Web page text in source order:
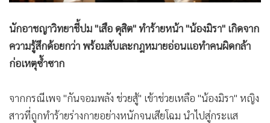
นักอาชญาวิทยาชี้ปม "เสือ ดุสิต" ทำร้ายหน้า "น้องมิรา" เกิดจาก
ความรู้สึกด้อยกว่า พร้อมสับเละกฎหมายอ่อนแอทำคนผิดกล้า
ก่อเหตุซ้ำซาก
จากกรณีเพจ "กันจอมพลัง ช่วยสู้" เข้าช่วยเหลือ "น้องมิรา" หญิง
สาวที่ถูกทำร้ายร่างกายอย่างหนักจนเสียโฉม นำไปสู่กระแส